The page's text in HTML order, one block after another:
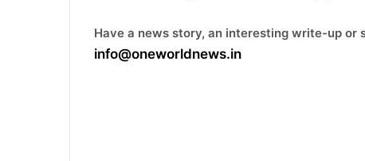
Have a news story, an interesting write-up or
info@oneworldnews.in